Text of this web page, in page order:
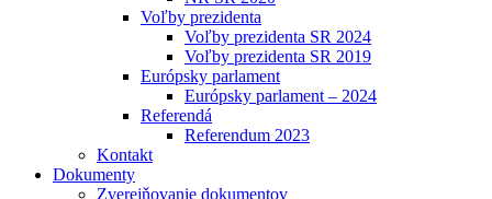
Voľby prezidenta
Voľby prezidenta SR 2024
Voľby prezidenta SR 2019
Európsky parlament
Európsky parlament – 2024
Referendá
Referendum 2023
Kontakt
Dokumenty
Zverejňovanie dokumentov